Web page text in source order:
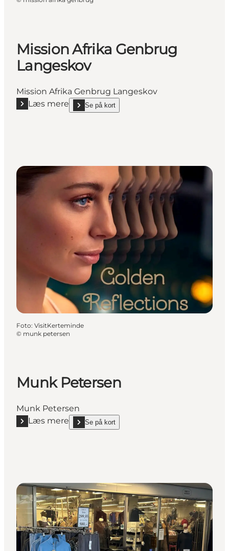
Mission Afrika Genbrug
Langeskov
Mission Afrika Genbrug Langeskov
Læs mere
Læs mere "Mission Afrika Genbrug Langeskov"
Se på kort
show Mission Afrika Genbrug Langeskov on_map
Foto: VisitKerteminde
© munk petersen
Munk Petersen
Munk Petersen
Læs mere
Læs mere "Munk Petersen"
Se på kort
show Munk Petersen on_map